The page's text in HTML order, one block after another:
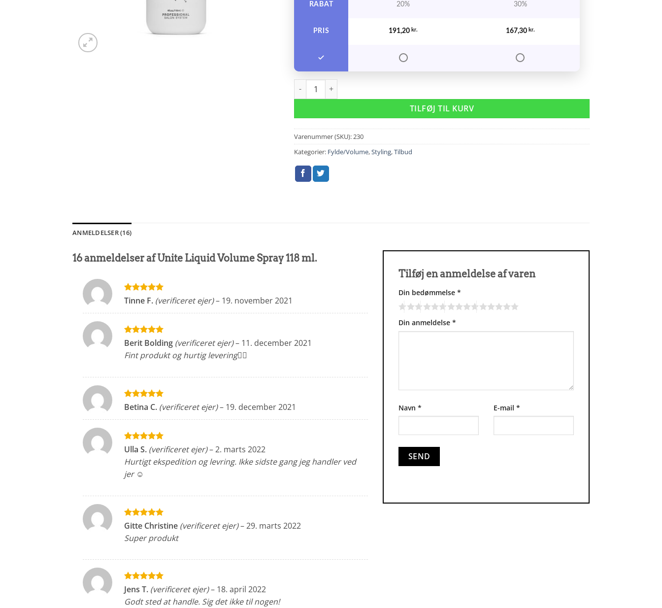
RABAT
PRIS
20% 30%
191,20 kr. 167,30 kr.
Unite Liquid Volume Spray 118 ml. antal
TILFØJ TIL KURV
Varenummer (SKU):230
Kategorier: Fylde/Volume,Styling,Tilbud
ANMELDELSER (16)
16 anmeldelser afUnite Liquid Volume Spray 118 ml.
Vurderet
5
Tinne F. (verificeret ejer)– 19. november 2021
Vurderet5
Berit Bolding (verificeret ejer)– 11. december 2021
Fint produkt og hurtig levering👍🏻
Vurderet5
Betina C. (verificeret ejer)– 19. december 2021
Vurderet5
ud af 5
Ulla S. (verificeret ejer)–2. marts 2022
Hurtigt ekspedition og levring. Ikke sidste gang jeg handler ved
jer ☺️
Vurderet5
Gitte Christine (verificeret ejer)–29. marts 2022
Super produkt
Vurderet5
ud af 5
Jens T. (verificeret ejer)– 18. april 2022
Godt sted at handle. Sig det ikke til nogen!
Tilføj en anmeldelse af varen
Din bedømmelse *
Din anmeldelse *
Navn * E-mail *